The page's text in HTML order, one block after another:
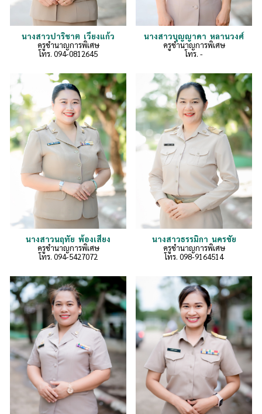
นางสาวปาริชาต เวียงแก้ว
ครูชำนาญการพิเศษ
โทร. 094-0812645
นางสาวบุญญาดา หลานวงศ์
ครูชำนาญการพิเศษ
โทร. -
นางสาวนฤทัย พ้องเสียง
ครูชำนาญการพิเศษ
โทร. 094-5427072
นางสาวธรรมิกา นครชัย
ครูชำนาญการพิเศษ
โทร. 098-9164514